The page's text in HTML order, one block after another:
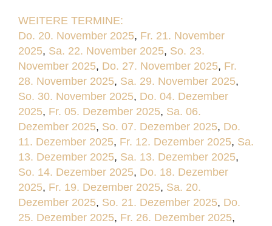
WEITERE TERMINE:
Do. 20. November 2025, Fr. 21. November
2025, Sa. 22. November 2025, So. 23.
November 2025, Do. 27. November 2025, Fr.
28. November 2025, Sa. 29. November 2025,
So. 30. November 2025, Do. 04. Dezember
2025, Fr. 05. Dezember 2025, Sa. 06.
Dezember 2025, So. 07. Dezember 2025, Do.
11. Dezember 2025, Fr. 12. Dezember 2025, Sa.
13. Dezember 2025, Sa. 13. Dezember 2025,
So. 14. Dezember 2025, Do. 18. Dezember
2025, Fr. 19. Dezember 2025, Sa. 20.
Dezember 2025, So. 21. Dezember 2025, Do.
25. Dezember 2025, Fr. 26. Dezember 2025,